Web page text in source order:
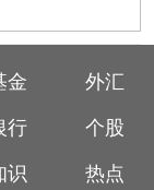
金
外汇
行
个股
识 热点